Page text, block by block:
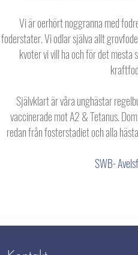
Vi är oerhört noggranna med
foderstater. Vi odlar själva allt
kvoter vi vill ha och för det mesta
Självklart är våra unghästar
vaccinerade mot A2 & Tetanus.
redan från fosterstadiet och alla
SWB-